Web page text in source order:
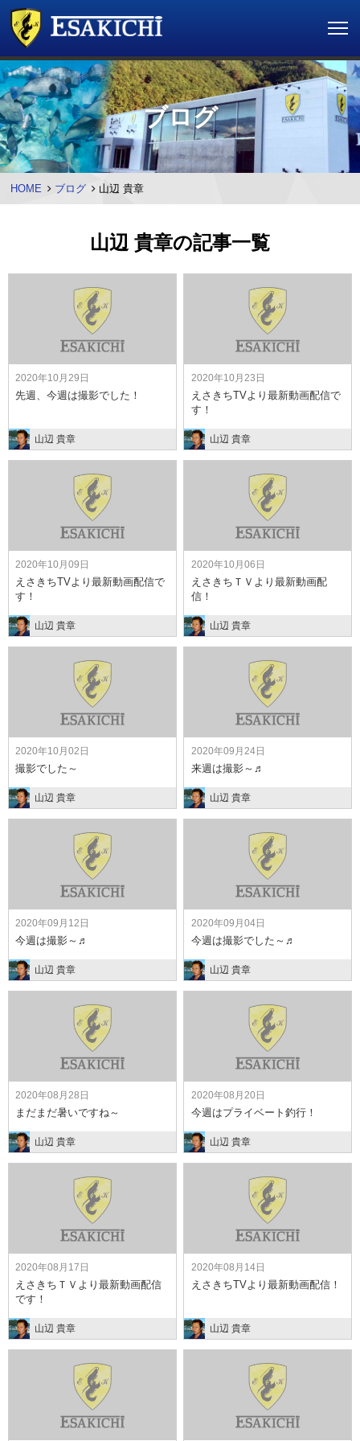
ブログ
HOME ブログ 山辺 貴章
山辺 貴章の記事一覧
2020年10月29日
先週、今週は撮影でした！
山辺 貴章
2020年10月23日
えさきちTVより最新動画配信で
す！
山辺 貴章
2020年10月09日
えさきちTVより最新動画配信で
す！
山辺 貴章
2020年10月06日
えさきちＴＶより最新動画配
信！
山辺 貴章
2020年10月02日
撮影でした～
山辺 貴章
2020年09月24日
来週は撮影～♬
山辺 貴章
2020年09月12日
今週は撮影～♬
山辺 貴章
2020年09月04日
今週は撮影でした～♬
山辺 貴章
2020年08月28日
まだまだ暑いですね～
山辺 貴章
2020年08月20日
今週はプライベート釣行！
山辺 貴章
2020年08月17日
えさきちＴＶより最新動画配信
です！
山辺 貴章
2020年08月14日
えさきちTVより最新動画配信！
山辺 貴章